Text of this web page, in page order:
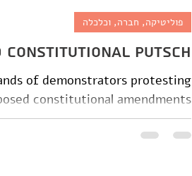
Constitutional Putsch
of demonstrators protesting
constitutional amendments...
פוליטיקה, חברה, וכלכלה